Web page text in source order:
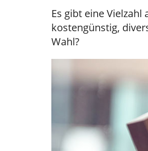
Es gibt eine
kostengünstig,
Wahl?